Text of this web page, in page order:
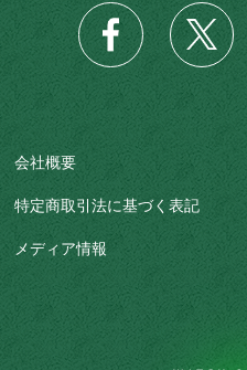
会社概要
特定商取引法に基づく表記
メディア情報